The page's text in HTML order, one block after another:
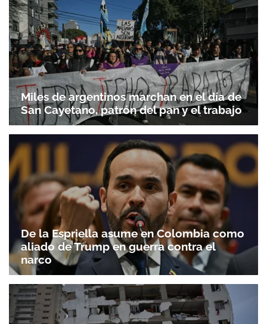
Miles de argentinos marchan en el día de
San Cayetano, patrón del pan y el trabajo
De la Espriella asume en Colombia como
aliado de Trump en guerra contra el
narco